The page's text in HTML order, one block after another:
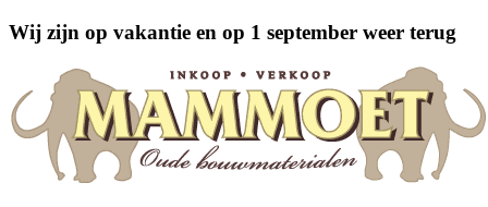
Wij zijn op vakantie en op 1 september weer terug